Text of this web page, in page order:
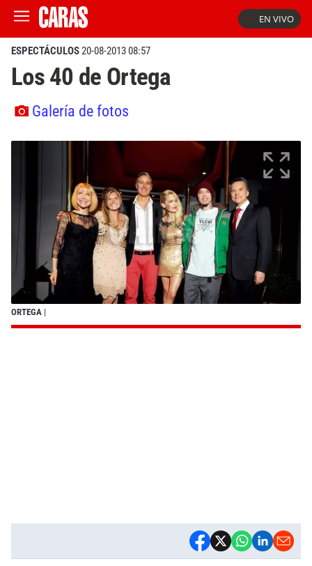
EN VIVO
ESPECTÁCULOS20-08-2013 08:57
Los 40 de Ortega
Galería de fotos
ORTEGA |